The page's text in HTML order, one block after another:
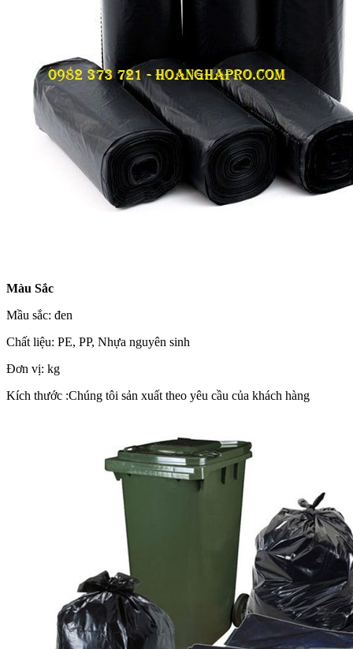
Màu Sắc
Mầu sắc: đen
Chất liệu: PE, PP, Nhựa nguyên sinh
Đơn vị: kg
Kích thước :Chúng tôi sản xuất theo yêu cầu của khách hàng